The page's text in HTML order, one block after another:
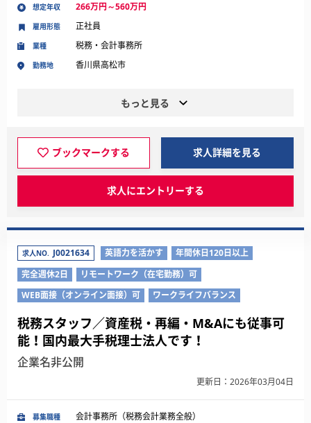
想定年収 266万円～560万円
業種 税務・会計事務所
勤務地 香川県高松市
雇用形態 正社員
もっと見る
ブックマークする 求人詳細を見る
求人にエントリーする
求人NO. J0021634 英語力を活かす
年間休日120日以上
完全週休2日
リモートワーク（在宅勤務）可
WEB面接（オンライン面接）可
ワークライフバランス
税務スタッフ／資産税・再編・M&Aにも従事可
能！国内最大手税理士法人です！
企業名非公開
更新日：2026年03月04日
募集職種 会計事務所（税務会計業務全般）